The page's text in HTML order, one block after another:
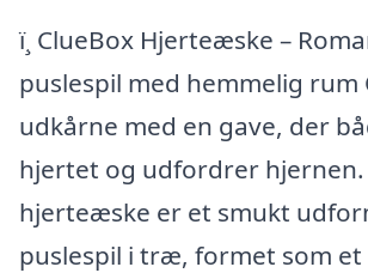
ï¸ ClueBox Hjerteæske –
puslespil med hemmelig rum
udkårne med en gave, der
hjertet og udfordrer hjernen.
hjerteæske er et smukt
puslespil i træ, formet som